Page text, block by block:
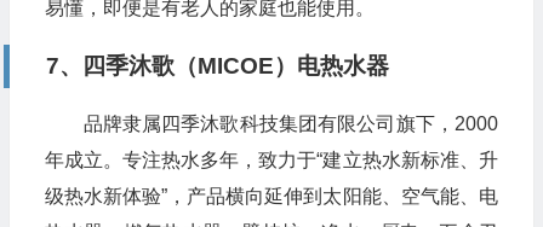
易懂，即便是有老人的家庭也能使用。
7、四季沐歌（MICOE）电热水器
品牌隶属四季沐歌科技集团有限公司旗下，2000
年成立。专注热水多年，致力于“建立热水新标准、升
级热水新体验”，产品横向延伸到太阳能、空气能、电